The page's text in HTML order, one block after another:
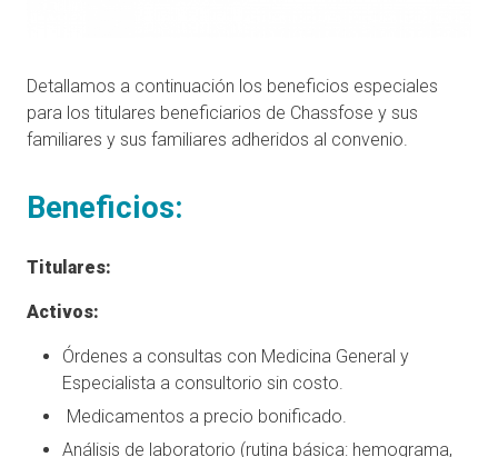
Detallamos a continuación los beneficios especiales
para los titulares beneficiarios de Chassfose y sus
familiares y sus familiares adheridos al convenio.
Beneficios:
Titulares:
Activos:
Órdenes a consultas con Medicina General y
Especialista a consultorio sin costo.
Medicamentos a precio bonificado.
Análisis de laboratorio (rutina básica: hemograma,